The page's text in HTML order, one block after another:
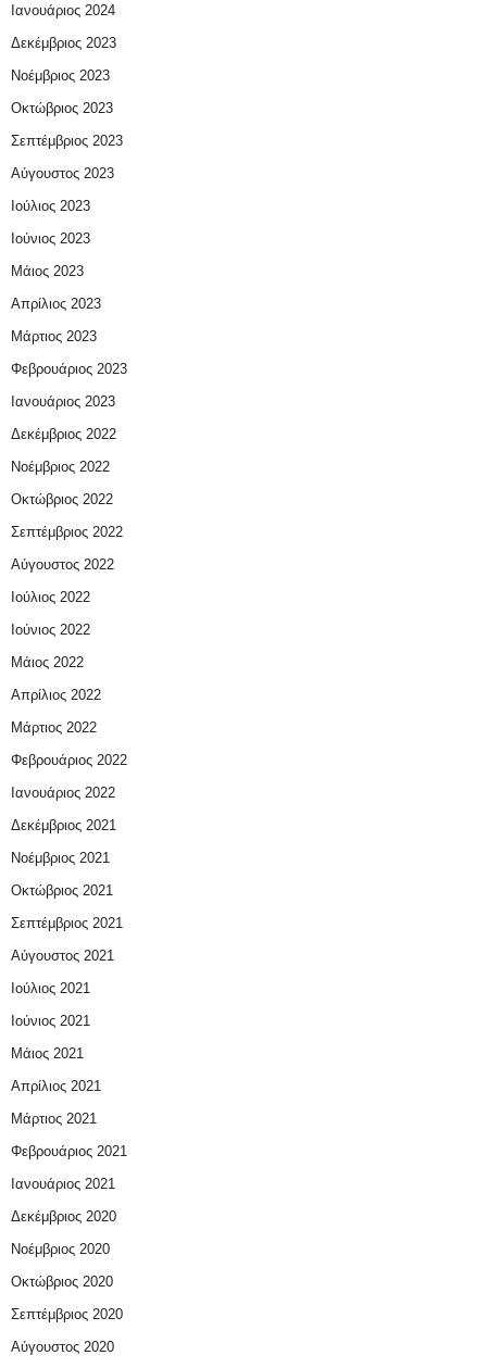
Ιανουάριος 2024
Δεκέμβριος 2023
Νοέμβριος 2023
Οκτώβριος 2023
Σεπτέμβριος 2023
Αύγουστος 2023
Ιούλιος 2023
Ιούνιος 2023
Μάιος 2023
Απρίλιος 2023
Μάρτιος 2023
Φεβρουάριος 2023
Ιανουάριος 2023
Δεκέμβριος 2022
Νοέμβριος 2022
Οκτώβριος 2022
Σεπτέμβριος 2022
Αύγουστος 2022
Ιούλιος 2022
Ιούνιος 2022
Μάιος 2022
Απρίλιος 2022
Μάρτιος 2022
Φεβρουάριος 2022
Ιανουάριος 2022
Δεκέμβριος 2021
Νοέμβριος 2021
Οκτώβριος 2021
Σεπτέμβριος 2021
Αύγουστος 2021
Ιούλιος 2021
Ιούνιος 2021
Μάιος 2021
Απρίλιος 2021
Μάρτιος 2021
Φεβρουάριος 2021
Ιανουάριος 2021
Δεκέμβριος 2020
Νοέμβριος 2020
Οκτώβριος 2020
Σεπτέμβριος 2020
Αύγουστος 2020